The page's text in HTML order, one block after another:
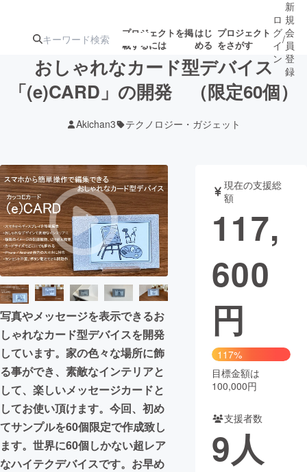
プロジェクトを掲
載するには
はじ
める
プロジェクト
をさがす
ターン
ジェクト
ロジェクト
アート・写真 音楽
テクノロジー・ガジェット ゲーム・サ
映像・映画
ビジネス・起業
まちづくり・地域活性化
CAMPFIRE for Social Good
CAMPFIRE Creation
CAMPFIREふるさと納税machi-ya コミュニティ
ロ
グ
イ
ン
/
新
規
会
員
登
録
おしゃれなカード型デバイス
「(e)CARD」の開発 （限定60個）
Akichan3 テクノロジー・ガジェット
写真やメッセージを表示できるお
しゃれなカード型デバイスを開発
しています。家の色々な場所に飾
る事ができ、素敵なインテリアと
して、楽しいメッセージカードと
してお使い頂けます。今回、初め
てサンプルを60個限定で作成致し
ます。世界に60個しかない超レア
なハイテクデバイスです。お早め
現在の支援総
額
117,
600
円
117%
目標金額は
100,000円
支援者数
9人